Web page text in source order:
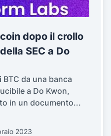
dopo il crollo
SEC a Do
da una banca
a Do Kwon,
in un documento...
2023